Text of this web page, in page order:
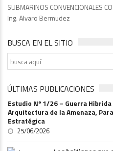
SUBMARINOS CONVENCIONALES
Ing. Alvaro Bermudez
BUSCA EN EL SITIO
ÚLTIMAS PUBLICACIONES
Estudio Nº 1/26 – Guerra
Arquitectura de la Amenaza,
Estratégica
25/06/2026